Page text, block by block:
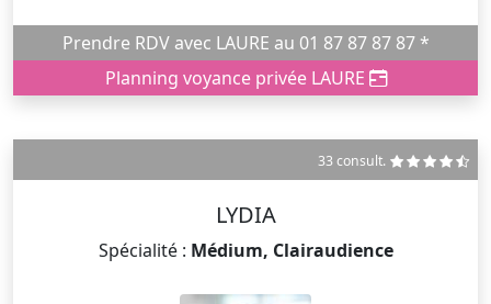
Prendre RDV avec LAURE au 01 87 87 87 87 *
Planning voyance privée LAURE
33 consult.
LYDIA
Spécialité : Médium, Clairaudience